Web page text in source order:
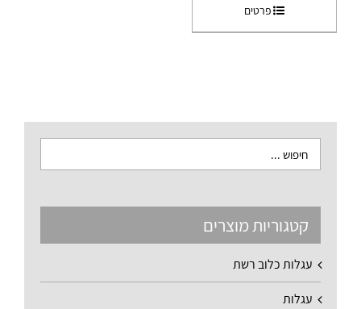
פרטים
קטגוריות מוצרים
עגלות כלוב רשת
עגלות